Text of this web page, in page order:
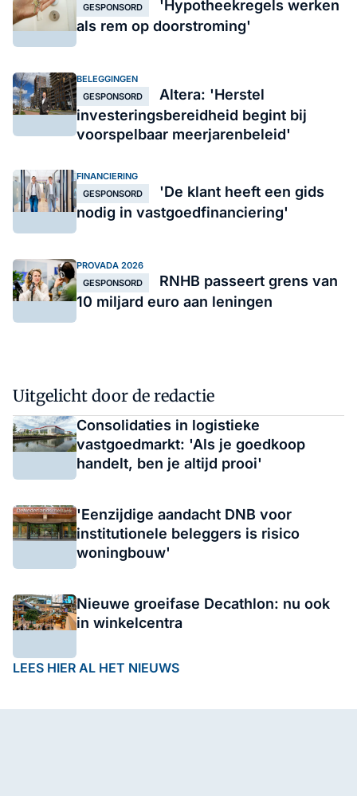
GESPONSORD
'Hypotheekregels werken
als rem op doorstroming'
BELEGGINGEN
GESPONSORD
Altera: 'Herstel
investeringsbereidheid begint bij
voorspelbaar meerjarenbeleid'
FINANCIERING
GESPONSORD
'De klant heeft een gids
nodig in vastgoedfinanciering'
PROVADA 2026
GESPONSORD
RNHB passeert grens van
10 miljard euro aan leningen
Uitgelicht door de redactie
Consolidaties in logistieke
vastgoedmarkt: 'Als je goedkoop
handelt, ben je altijd prooi'
'Eenzijdige aandacht DNB voor
institutionele beleggers is risico
woningbouw'
Nieuwe groeifase Decathlon: nu ook
in winkelcentra
LEES HIER AL HET NIEUWS